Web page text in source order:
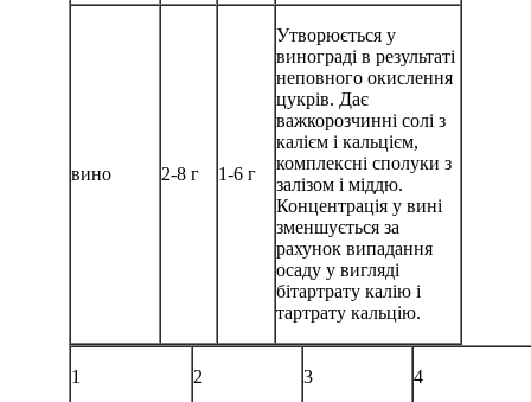
вино 2-8 г 1-6 г
Утворюється у
винограді в результаті
неповного окислення
цукрів. Дає
важкорозчинні солі з
калієм і кальцієм,
комплексні сполуки з
залізом і міддю.
Концентрація у вині
зменшується за
рахунок випадання
осаду у вигляді
бітартрату калію і
тартрату кальцію.
1 2 3 4